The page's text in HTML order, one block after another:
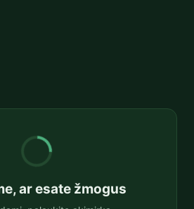
ar esate žmogus